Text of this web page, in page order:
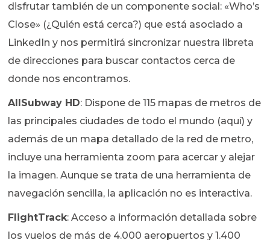
disfrutar también de un componente social: «Who’s
Close» (¿Quién está cerca?) que está asociado a
LinkedIn y nos permitirá sincronizar nuestra libreta
de direcciones para buscar contactos cerca de
donde nos encontramos.
AllSubway HD: Dispone de 115 mapas de metros de
las principales ciudades de todo el mundo (aquí) y
además de un mapa detallado de la red de metro,
incluye una herramienta zoom para acercar y alejar
la imagen. Aunque se trata de una herramienta de
navegación sencilla, la aplicación no es interactiva.
FlightTrack: Acceso a información detallada sobre
los vuelos de más de 4.000 aeropuertos y 1.400